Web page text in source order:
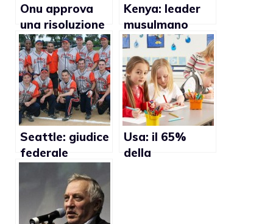
Onu approva
una risoluzione
per la parità dei
diritti
Kenya: leader
musulmano
suggerisce la
pena di morte
per i gay
Seattle: giudice
federale
numero di etero
in una squadra
di baseball
Usa: il 65%
della